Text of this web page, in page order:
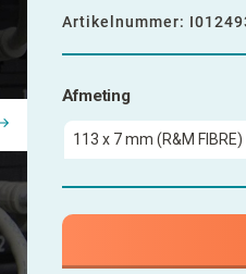
Artikelnummer:
Afmeting